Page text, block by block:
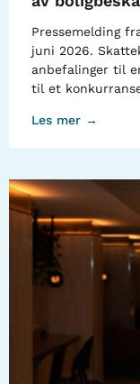
Pressemelding
juni 2026.
anbefalinger til
til et
Les mer →